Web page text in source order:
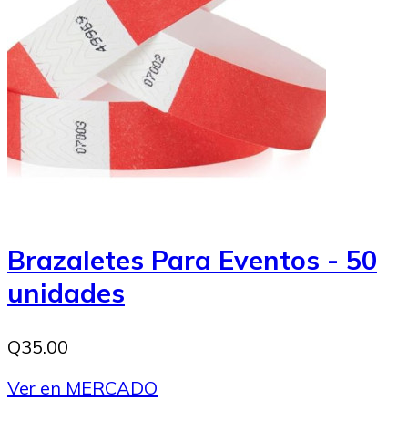
Brazaletes Para Eventos - 50
unidades
Q35.00
Ver en MERCADO